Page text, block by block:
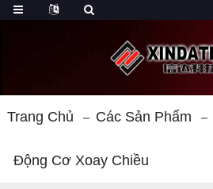
Trang Chủ Các Sản Phẩm
Động Cơ Xoay Chiều